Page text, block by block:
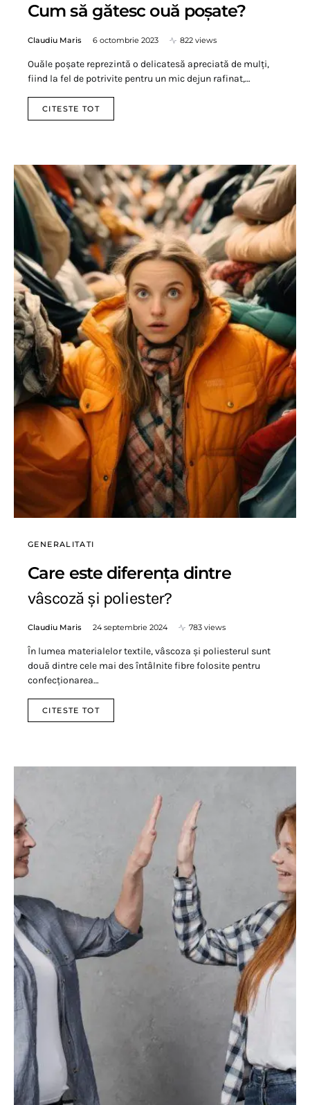
Cum să gătesc ouă poșate?
Claudiu Maris 6 octombrie 2023 822 views
Ouăle poșate reprezintă o delicatesă apreciată de mulți,
fiind la fel de potrivite pentru un mic dejun rafinat,…
CITESTE TOT
GENERALITATI
Care este diferența dintre
vâscoză și poliester?
Claudiu Maris 24 septembrie 2024 783 views
În lumea materialelor textile, vâscoza și poliesterul sunt
două dintre cele mai des întâlnite fibre folosite pentru
confecționarea…
CITESTE TOT